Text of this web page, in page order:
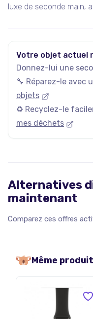
luxe de seconde main,
nouveaux articles
Votre objet actuel
Donnez-lui une
🔧 Réparez-le avec
objets
♻️ Recyclez-le
mes déchets
Alternatives
maintenant
Comparez ces offres
Même